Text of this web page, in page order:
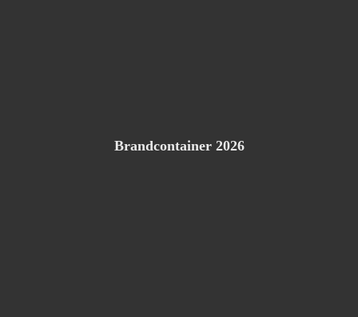
Brandcontainer 2026